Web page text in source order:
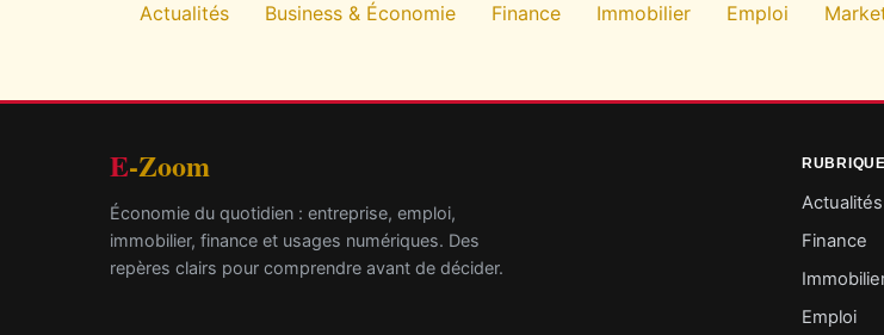
Actualités
Business & Économie Finance Immobilier Emploi
E-Zoom
Économie du quotidien : entreprise, emploi,
immobilier, finance et usages numériques. Des
repères clairs pour comprendre avant de décider.
Actualités
Finance
Emploi